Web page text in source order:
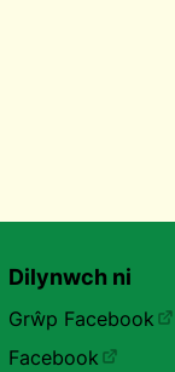
Dilynwch ni
Grŵp Facebook
Facebook